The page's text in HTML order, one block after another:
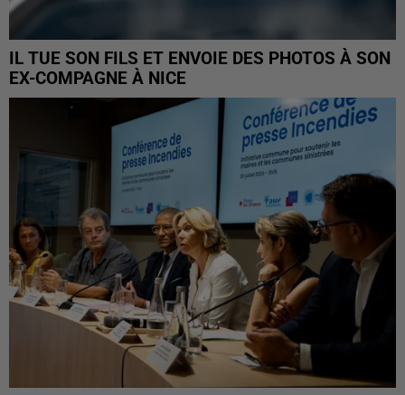
IL TUE SON FILS ET ENVOIE DES PHOTOS À SON
EX-COMPAGNE À NICE